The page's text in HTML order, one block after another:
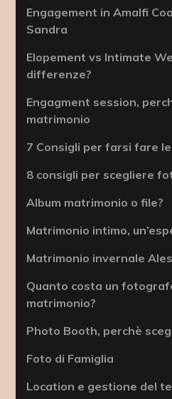
Engagement in Amalfi
Sandra
Elopement vs Intimate
differenze?
Engagment session,
matrimonio
7 Consigli per farsi fare
8 consigli per scegliere
Album matrimonio o file?
Matrimonio intimo,
Matrimonio invernale
Quanto costa un
matrimonio?
Photo Booth, perchè
Foto di Famiglia
Location e gestione del